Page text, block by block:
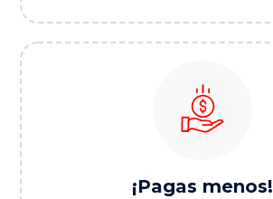
¡Pagas menos!